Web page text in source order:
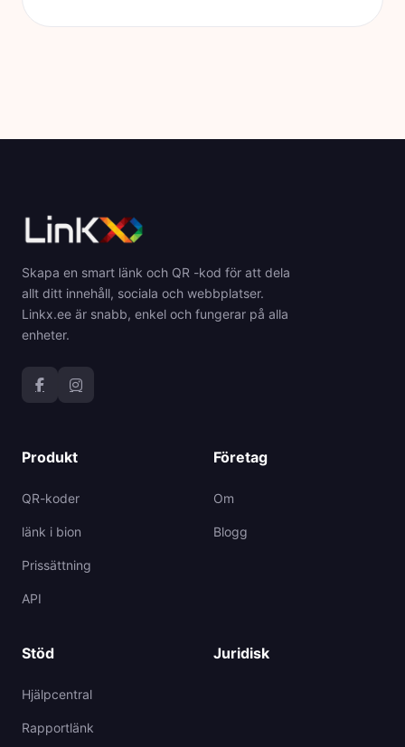
Skapa en smart länk och QR -kod för att dela
allt ditt innehåll, sociala och webbplatser.
Linkx.ee är snabb, enkel och fungerar på alla
enheter.
Produkt
QR-koder
länk i bion
Prissättning
API
Företag
Om
Blogg
Stöd
Hjälpcentral
Rapportlänk
Juridisk